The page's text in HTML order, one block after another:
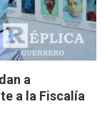
a
a la Fiscalía